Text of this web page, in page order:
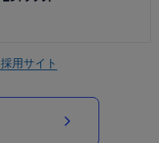
採用サイト